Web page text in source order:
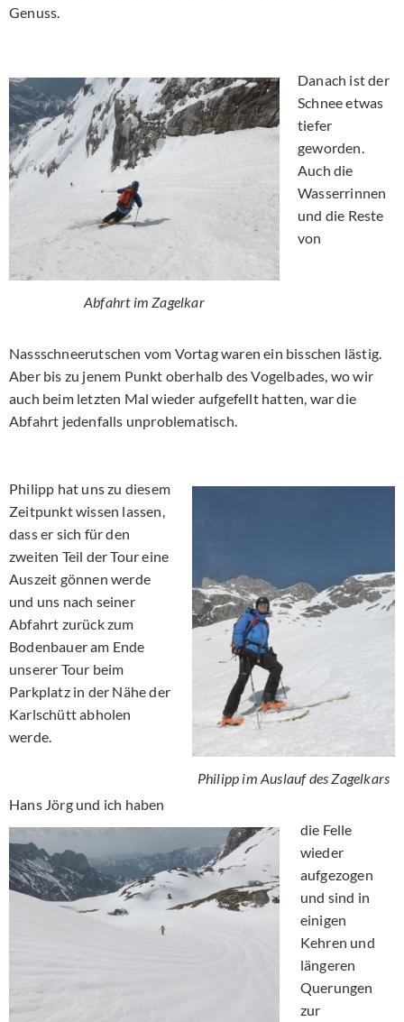
Genuss.
Abfahrt im Zagelkar
Danach ist der
Schnee etwas
tiefer
geworden.
Auch die
Wasserrinnen
und die Reste
von
Nassschneerutschen vom Vortag waren ein bisschen lästig.
Aber bis zu jenem Punkt oberhalb des Vogelbades, wo wir
auch beim letzten Mal wieder aufgefellt hatten, war die
Abfahrt jedenfalls unproblematisch.
Philipp im Auslauf des Zagelkars
Philipp hat uns zu diesem
Zeitpunkt wissen lassen,
dass er sich für den
zweiten Teil der Tour eine
Auszeit gönnen werde
und uns nach seiner
Abfahrt zurück zum
Bodenbauer am Ende
unserer Tour beim
Parkplatz in der Nähe der
Karlschütt abholen
werde.
Hans Jörg und ich haben
die Felle
wieder
aufgezogen
und sind in
einigen
Kehren und
längeren
Querungen
zur